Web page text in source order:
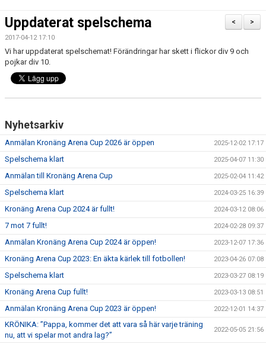
SPELSCHEMA
CUPENS SPONSORER
BILDGALLERI
DOKUMENT
>
<
Uppdaterat spelschema
2017-04-12 17:10
Vi har uppdaterat spelschemat! Förändringar har skett i flickor div 9 och
pojkar div 10.
Nyhetsarkiv
Anmälan Kronäng Arena Cup 2026 är öppen 2025-12-02 17:17
Spelschema klart 2025-04-07 11:30
Anmälan till Kronäng Arena Cup 2025-02-04 11:42
Spelschema klart 2024-03-25 16:39
Kronäng Arena Cup 2024 är fullt! 2024-03-12 08:06
7 mot 7 fullt! 2024-02-28 09:37
Anmälan Kronäng Arena Cup 2024 är öppen! 2023-12-07 17:36
Kronäng Arena Cup 2023: En äkta kärlek till fotbollen! 2023-04-26 07:08
Spelschema klart 2023-03-27 08:19
Kronäng Arena Cup fullt! 2023-03-13 08:51
Anmälan Kronäng Arena Cup 2023 är öppen! 2022-12-01 14:37
KRÖNIKA: ”Pappa, kommer det att vara så här varje träning
nu, att vi spelar mot andra lag?”
2022-05-05 21:56